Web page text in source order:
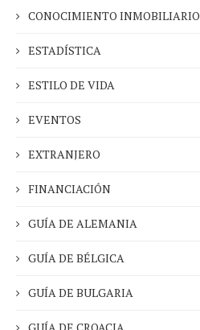
CONOCIMIENTO INMOBILIARIO
ESTADÍSTICA
ESTILO DE VIDA
EVENTOS
EXTRANJERO
FINANCIACIÓN
GUÍA DE ALEMANIA
GUÍA DE BÉLGICA
GUÍA DE BULGARIA